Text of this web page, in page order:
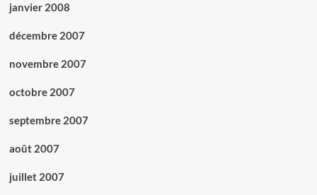
janvier 2008
décembre 2007
novembre 2007
octobre 2007
septembre 2007
août 2007
juillet 2007